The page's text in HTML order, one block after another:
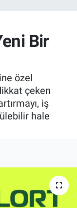
Bir
özel
çeken
iş
hale